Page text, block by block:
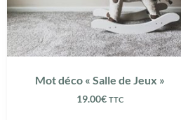
Mot déco « Salle de Jeux »
19.00€ TTC